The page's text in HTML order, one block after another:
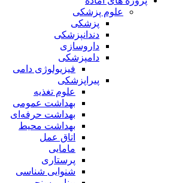
علوم پزشکی
پزشکی
دندانپزشکی
داروسازی
دامپزشکی
فیزیولوژی دامی
پیراپزشکی
علوم تغذیه
بهداشت عمومی
بهداشت حرفه‌ای
بهداشت محیط
اتاق عمل
مامایی
پرستاری
شنوایی شناسی